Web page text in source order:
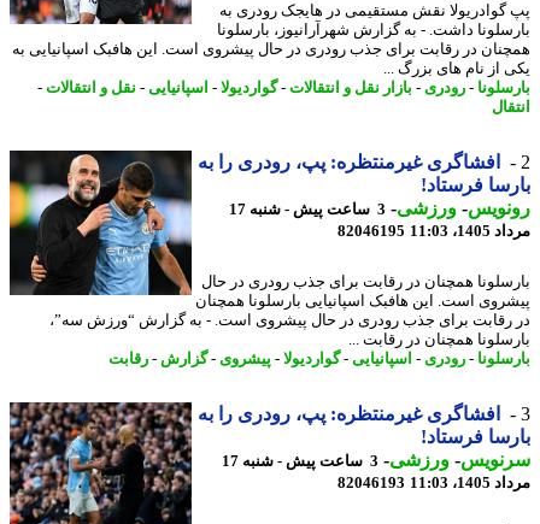
نقش مستقیمی در هایجک رودری به
داشت. - به گزارش شهرآرانیوز، بارسلونا
در رقابت برای جذب رودری در حال پیشروی است. این هافبک اسپانیایی به
از نام های بزرگ ...
-رودری- بازار نقل و انتقالات-گواردیولا -اسپانیایی-نقل و انتقالات-
افشاگری غیرمنتظره: پپ، رودری را به
فرستاد!
-ورزشی-
3 ساعت پیش - شنبه 17
11:03
82046195
همچنان در رقابت برای جذب رودری در حال
است. این هافبک اسپانیایی بارسلونا همچنان
برای جذب رودری در حال پیشروی است. - به گزارش “ورزش سه”،
همچنان در رقابت ...
-رودری- اسپانیایی-گواردیولا -پیشروی-گزارش -رقابت
افشاگری غیرمنتظره: پپ، رودری را به
فرستاد!
-ورزشی-
3 ساعت پیش - شنبه 17
11:03
82046193